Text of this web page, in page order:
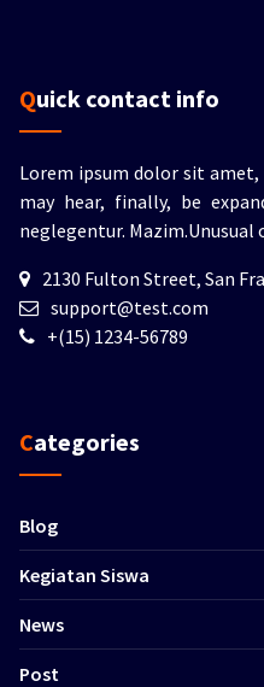
Quick contact info
Lorem ipsum dolor sit
may hear, finally, be
neglegentur. Mazim.Unusual
2130 Fulton Street, San
support@test.com
+(15) 1234-56789
Categories
Blog
Kegiatan Siswa
News
Post